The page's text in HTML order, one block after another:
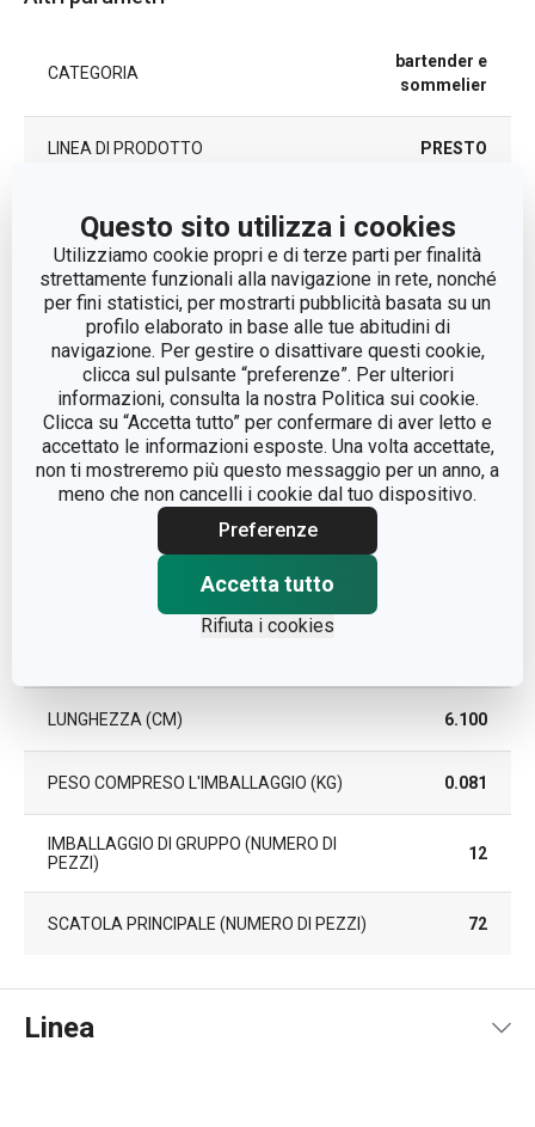
Questo sito utilizza i cookies
Utilizziamo cookie propri e di terze parti per finalità
strettamente funzionali alla navigazione in rete, nonché
per fini statistici, per mostrarti pubblicità basata su un
profilo elaborato in base alle tue abitudini di
navigazione. Per gestire o disattivare questi cookie,
clicca sul pulsante “preferenze”. Per ulteriori
informazioni, consulta la nostra Politica sui cookie.
Clicca su “Accetta tutto” per confermare di aver letto e
accettato le informazioni esposte. Una volta accettate,
non ti mostreremo più questo messaggio per un anno, a
meno che non cancelli i cookie dal tuo dispositivo.
Preferenze
Accetta tutto
Rifiuta i cookies
CATEGORIA
bartender e
sommelier
LINEA DI PRODOTTO PRESTO
MATERIALE
plastica, acciaio
inossidabile
TIPO apribottiglie
EAN 8592973128574
DURATA DELLA GARANZIA
(IN ANNI)
3
LUNGHEZZA (CM) 6.100
PESO COMPRESO L'IMBALLAGGIO (KG) 0.081
IMBALLAGGIO DI GRUPPO (NUMERO DI
PEZZI)
12
SCATOLA PRINCIPALE (NUMERO DI PEZZI) 72
Linea